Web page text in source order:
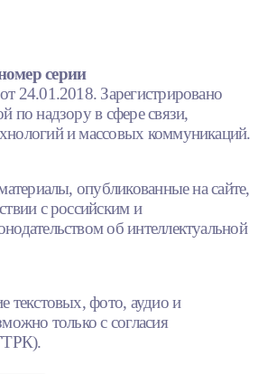
серии
Зарегистрировано
по надзору в сфере связи,
и массовых коммуникаций.
опубликованные на сайте,
с российским и
об интеллектуальной
текстовых, фото, аудио и
только с согласия